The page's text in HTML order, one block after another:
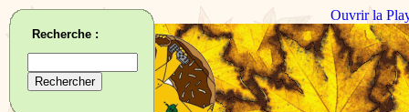
Ouvrir la
Recherche :